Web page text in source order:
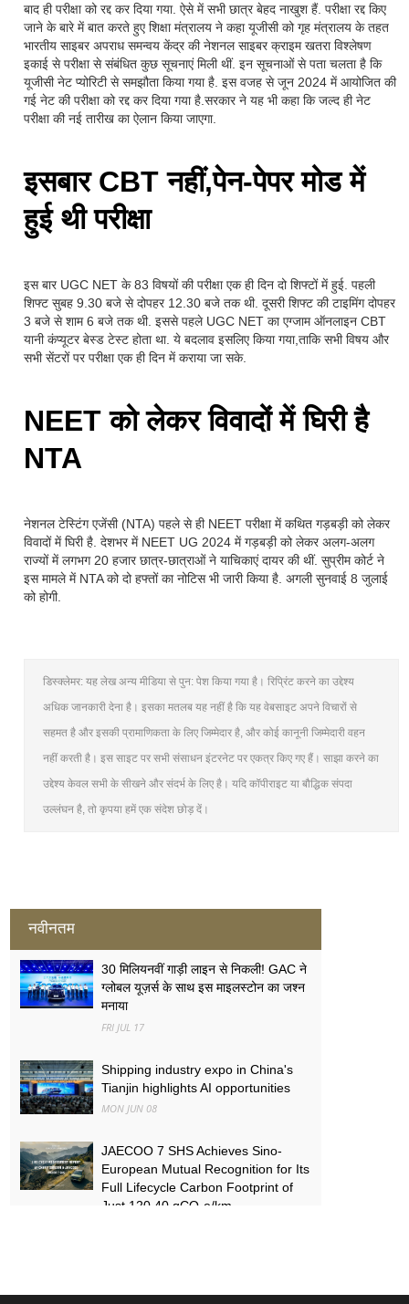
बाद ही परीक्षा को रद्द कर दिया गया. ऐसे में सभी छात्र बेहद नाखुश हैं. परीक्षा रद्द किए
जाने के बारे में बात करते हुए शिक्षा मंत्रालय ने कहा यूजीसी को गृह मंत्रालय के तहत
भारतीय साइबर अपराध समन्वय केंद्र की नेशनल साइबर क्राइम खतरा विश्लेषण
इकाई से परीक्षा से संबंधित कुछ सूचनाएं मिली थीं. इन सूचनाओं से पता चलता है कि
यूजीसी नेट प्योरिटी से समझौता किया गया है. इस वजह से जून 2024 में आयोजित की
गई नेट की परीक्षा को रद्द कर दिया गया है.सरकार ने यह भी कहा कि जल्द ही नेट
परीक्षा की नई तारीख का ऐलान किया जाएगा.
इसबार CBT नहीं,पेन-पेपर मोड में
हुई थी परीक्षा
इस बार UGC NET के 83 विषयों की परीक्षा एक ही दिन दो शिफ्टों में हुई. पहली
शिफ्ट सुबह 9.30 बजे से दोपहर 12.30 बजे तक थी. दूसरी शिफ्ट की टाइमिंग दोपहर
3 बजे से शाम 6 बजे तक थी. इससे पहले UGC NET का एग्जाम ऑनलाइन CBT
यानी कंप्यूटर बेस्ड टेस्ट होता था. ये बदलाव इसलिए किया गया,ताकि सभी विषय और
सभी सेंटरों पर परीक्षा एक ही दिन में कराया जा सके.
NEET को लेकर विवादों में घिरी है
NTA
नेशनल टेस्टिंग एजेंसी (NTA) पहले से ही NEET परीक्षा में कथित गड़बड़ी को लेकर
विवादों में घिरी है. देशभर में NEET UG 2024 में गड़बड़ी को लेकर अलग-अलग
राज्यों में लगभग 20 हजार छात्र-छात्राओं ने याचिकाएं दायर की थीं. सुप्रीम कोर्ट ने
इस मामले में NTA को दो हफ्तों का नोटिस भी जारी किया है. अगली सुनवाई 8 जुलाई
को होगी.
डिस्क्लेमर: यह लेख अन्य मीडिया से पुन: पेश किया गया है। रिप्रिंट करने का उद्देश्य
अधिक जानकारी देना है। इसका मतलब यह नहीं है कि यह वेबसाइट अपने विचारों से
सहमत है और इसकी प्रामाणिकता के लिए जिम्मेदार है, और कोई कानूनी जिम्मेदारी वहन
नहीं करती है। इस साइट पर सभी संसाधन इंटरनेट पर एकत्र किए गए हैं। साझा करने का
उद्देश्य केवल सभी के सीखने और संदर्भ के लिए है। यदि कॉपीराइट या बौद्धिक संपदा
उल्लंघन है, तो कृपया हमें एक संदेश छोड़ दें।
नवीनतम
30 मिलियनवीं गाड़ी लाइन से निकली! GAC ने
ग्लोबल यूज़र्स के साथ इस माइलस्टोन का जश्न
मनाया
FRI JUL 17
Shipping industry expo in China's
Tianjin highlights AI opportunities
MON JUN 08
JAECOO 7 SHS Achieves Sino-
European Mutual Recognition for Its
Full Lifecycle Carbon Footprint of
Just 120.40 gCO₂e/km